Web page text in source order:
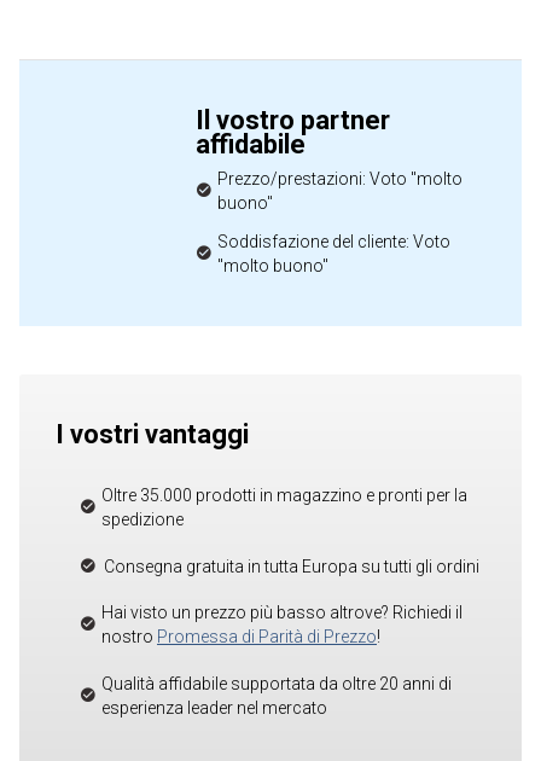
Il vostro partner
affidabile
Prezzo/prestazioni: Voto "molto
buono"
Soddisfazione del cliente: Voto
"molto buono"
I vostri vantaggi
Oltre 35.000 prodotti in magazzino e pronti per la
spedizione
Consegna gratuita in tutta Europa su tutti gli ordini
Hai visto un prezzo più basso altrove? Richiedi il
nostro Promessa di Parità di Prezzo!
Qualità affidabile supportata da oltre 20 anni di
esperienza leader nel mercato